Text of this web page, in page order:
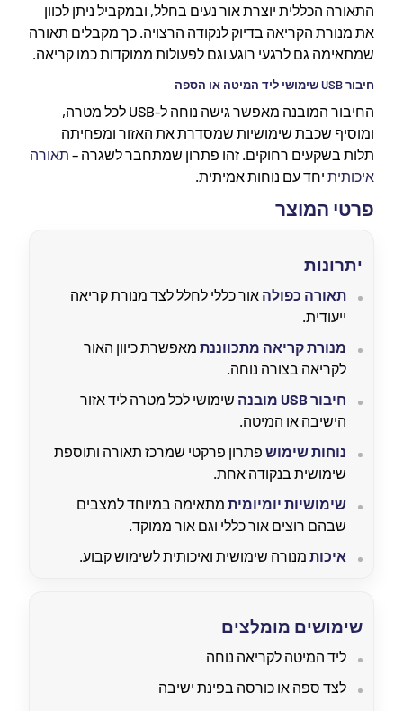
התאורה הכללית יוצרת אור נעים בחלל, ובמקביל ניתן לכוון
את מנורת הקריאה בדיוק לנקודה הרצויה. כך מקבלים תאורה
שמתאימה גם לרגעי רוגע וגם לפעולות ממוקדות כמו קריאה.
חיבור USB שימושי ליד המיטה או הספה
החיבור המובנה מאפשר גישה נוחה ל-USB לכל מטרה,
ומוסיף שכבת שימושיות שמסדרת את האזור ומפחיתה
תלות בשקעים רחוקים. זהו פתרון שמתחבר לשגרה – תאורה
איכותית יחד עם נוחות אמיתית.
פרטי המוצר
יתרונות
תאורה כפולה אור כללי לחלל לצד מנורת קריאה
ייעודית.
מנורת קריאה מתכווננת מאפשרת כיוון האור
לקריאה בצורה נוחה.
חיבור USB מובנה
שימושי לכל מטרה ליד אזור
הישיבה או המיטה.
נוחות שימוש פתרון פרקטי שמרכז תאורה ותוספת
שימושית בנקודה אחת.
שימושיות יומיומית מתאימה במיוחד למצבים
שבהם רוצים אור כללי וגם אור ממוקד.
איכות מנורה שימושית ואיכותית לשימוש קבוע.
שימושים מומלצים
ליד המיטה לקריאה נוחה
לצד ספה או כורסה בפינת ישיבה